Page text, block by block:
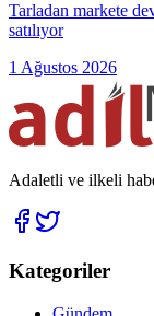
Tarladan markete
satılıyor
1 Ağustos 2026
Adaletli ve ilkeli
Kategoriler